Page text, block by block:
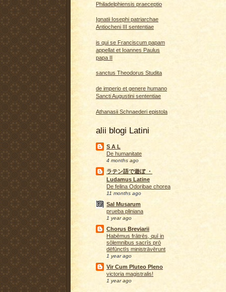
Philadelphiensis praeceptio
Ignatii Iosephi patriarchae
Antiocheni III sententiae
is qui se Franciscum papam
appellat et Ioannes Paulus
papa II
sanctus Theodorus Studita
de imperio et genere humano
Sancti Augustini sententiae
Athanasii Schnaederi epistola
alii blogi Latini
S A L
De humanitate
4 months ago
ラテン語で遊ぼ ・
Ludamus Latine
De felina Odoribae chorea
11 months ago
Sal Musarum
prueba pliniana
1 year ago
Chorus Breviarii
Habēmus frātrēs, quī in
sōlemnibus sacrīs prō
dēfūnctīs ministrāvērunt
1 year ago
Vir Cum Pluteo Pleno
victoria magistralis!
1 year ago